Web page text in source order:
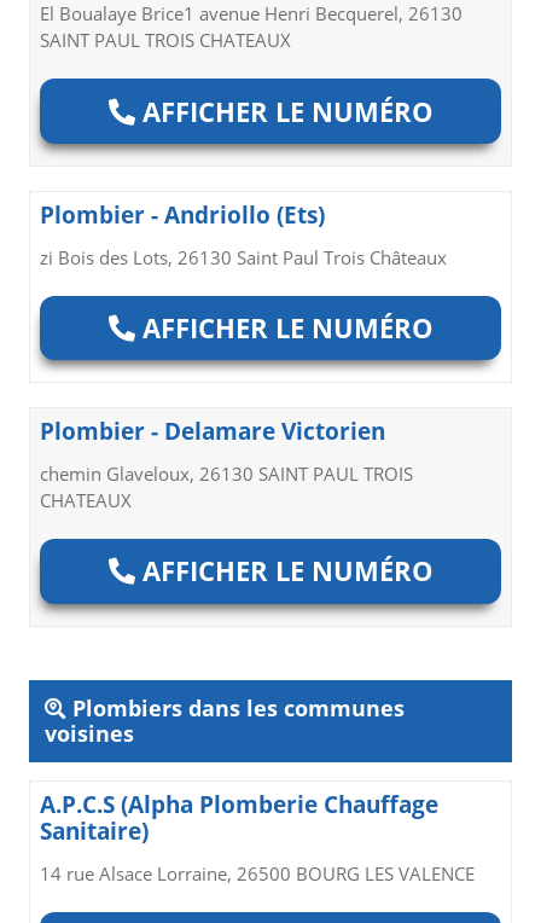
El Boualaye Brice1 avenue Henri Becquerel, 26130
SAINT PAUL TROIS CHATEAUX
AFFICHER LE NUMÉRO
Plombier - Andriollo (Ets)
zi Bois des Lots, 26130 Saint Paul Trois Châteaux
AFFICHER LE NUMÉRO
Plombier - Delamare Victorien
chemin Glaveloux, 26130 SAINT PAUL TROIS
CHATEAUX
AFFICHER LE NUMÉRO
Plombiers dans les communes
voisines
A.P.C.S (Alpha Plomberie Chauffage
Sanitaire)
14 rue Alsace Lorraine, 26500 BOURG LES VALENCE